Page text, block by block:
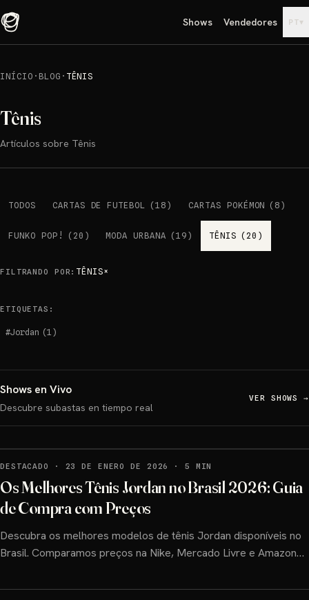
Shows Vendedores PT▾
INÍCIO · BLOG · TÊNIS
Tênis
Artículos sobre Tênis
TODOS CARTAS DE FUTEBOL (18 ) CARTAS POKÉMON ( 8 )
FUNKO POP! ( 20 ) MODA URBANA (19 ) TÊNIS (20 )
FILTRANDO POR: TÊNIS×
ETIQUETAS :
#Jordan (1 )
Shows en Vivo
Descubre subastas en tiempo real
VER SHOWS →
DESTACADO · 23 DE ENERO DE 2026 · 5 MIN
Os Melhores Tênis Jordan no Brasil 2026: Guia
de Compra com Preços
Descubra os melhores modelos de tênis Jordan disponíveis no
Brasil. Comparamos preços na Nike, Mercado Livre e Amazon